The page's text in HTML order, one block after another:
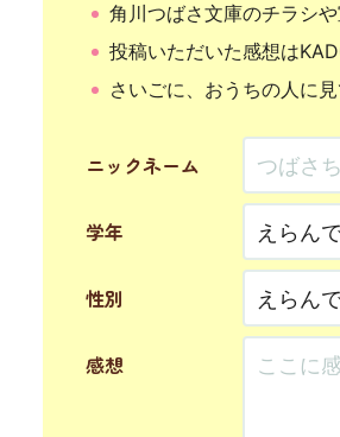
角川つばさ文庫のチラシ
投稿いただいた感想は
さいごに、おうちの人に
ニックネーム
学年
性別
感想